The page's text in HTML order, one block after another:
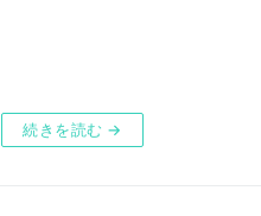
続きを読む →